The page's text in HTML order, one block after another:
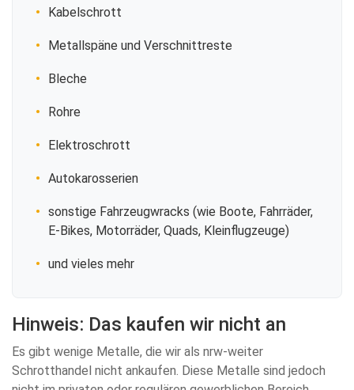
Kabelschrott
Metallspäne und Verschnittreste
Bleche
Rohre
Elektroschrott
Autokarosserien
sonstige Fahrzeugwracks (wie Boote, Fahrräder,
E-Bikes, Motorräder, Quads, Kleinflugzeuge)
und vieles mehr
Hinweis: Das kaufen wir nicht an
Es gibt wenige Metalle, die wir als nrw-weiter
Schrotthandel nicht ankaufen. Diese Metalle sind jedoch